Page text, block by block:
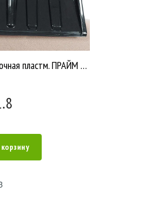
Лопата снегоуборочная пластм. ПРАЙМ ПОЛИКАРБОНАТ ЧЕРНЫЙ Б/Ч 500х375 /5 У577